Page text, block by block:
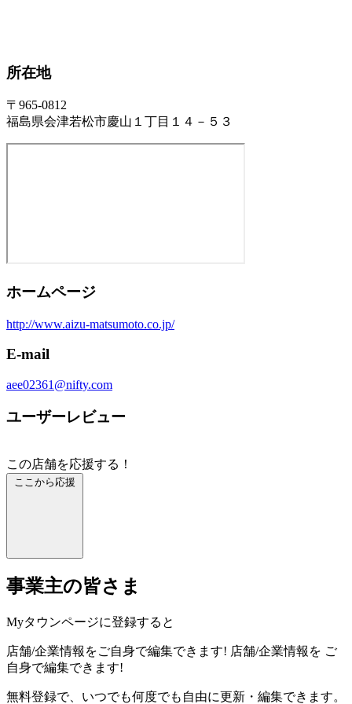
所在地
〒965-0812
福島県会津若松市慶山１丁目１４－５３
ホームページ
http://www.aizu-matsumoto.co.jp/
E-mail
aee02361@nifty.com
ユーザーレビュー
この店舗を応援する！
ここから応援
事業主の皆さま
Myタウンページに登録すると
店舗/企業情報をご自身で編集できます! 店舗/企業情報を ご
自身で編集できます!
無料登録で、いつでも何度でも自由に更新・編集できます。